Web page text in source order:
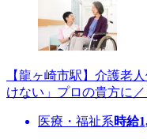
【龍ヶ崎市駅】介護老
けない」プロの貴方に
医療・福祉系時給